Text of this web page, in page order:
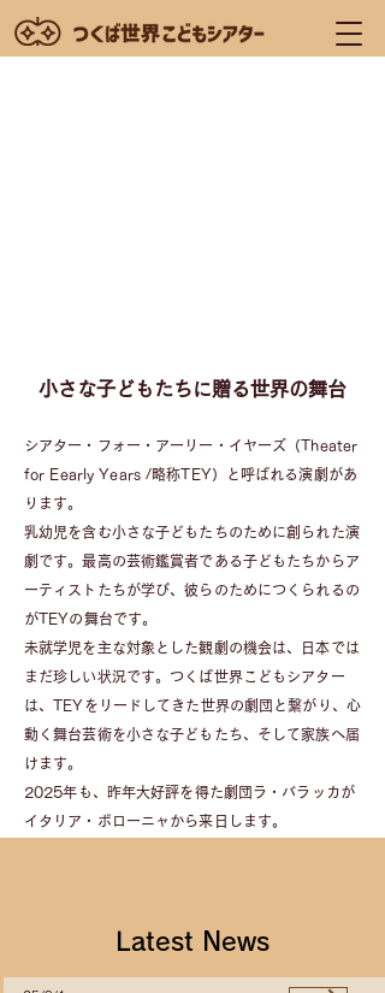
小さな子どもたちに贈る世界の舞台
シアター・フォー・アーリー・イヤーズ（Theater
for Eearly Years /略称TEY）と呼ばれる演劇があ
ります。
乳幼児を含む小さな子どもたちのために創られた演
劇です。最高の芸術鑑賞者である子どもたちからア
ーティストたちが学び、彼らのためにつくられるの
がTEYの舞台です。
未就学児を主な対象とした観劇の機会は、日本では
まだ珍しい状況です。つくば世界こどもシアター
は、TEYをリードしてきた世界の劇団と繋がり、心
動く舞台芸術を小さな子どもたち、そして家族へ届
けます。
​2025年も、昨年大好評を得た劇団ラ・バラッカが
イタリア・ボローニャから来日します。
Latest News